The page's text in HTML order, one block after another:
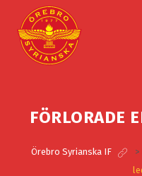
FÖRLORADE
Örebro Syrianska IF >